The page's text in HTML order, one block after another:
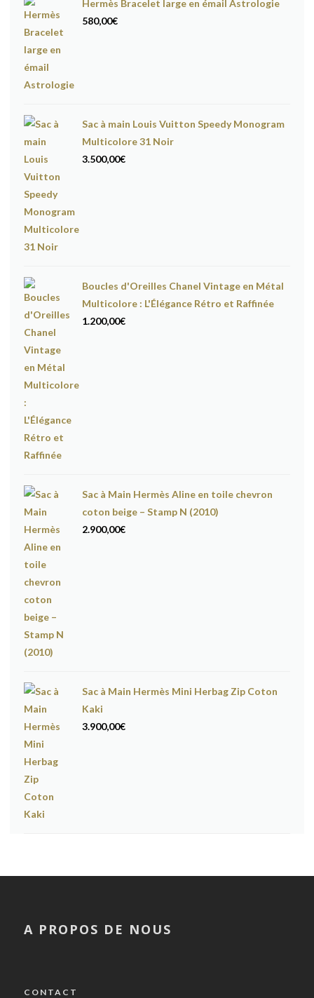
Hermès Bracelet large en émail Astrologie
580,00€
Sac à main Louis Vuitton Speedy Monogram
Multicolore 31 Noir
3.500,00€
Boucles d'Oreilles Chanel Vintage en Métal
Multicolore : L'Élégance Rétro et Raffinée
1.200,00€
Sac à Main Hermès Aline en toile chevron
coton beige – Stamp N (2010)
2.900,00€
Sac à Main Hermès Mini Herbag Zip Coton
Kaki
3.900,00€
A PROPOS DE NOUS
CONTACT